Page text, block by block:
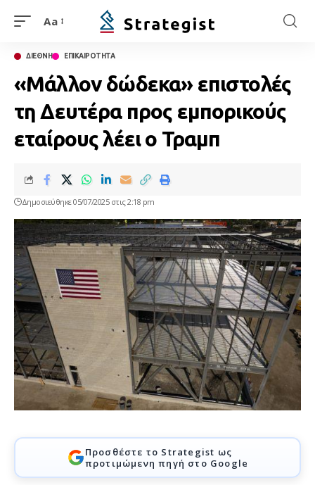
Aa
ΔΙΕΘΝΗ ΕΠΙΚΑΙΡΟΤΗΤΑ
«Μάλλον δώδεκα» επιστολές
τη Δευτέρα προς εμπορικούς
εταίρους λέει ο Τραμπ
Δημοσιεύθηκε 05/07/2025 στις 2:18 pm
Προσθέστε το Strategist ως
προτιμώμενη πηγή στο Google